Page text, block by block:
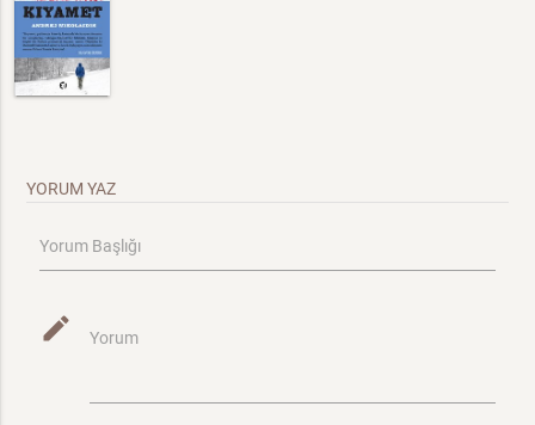
YORUM YAZ
Yorum Başlığı
mode_edit Yorum